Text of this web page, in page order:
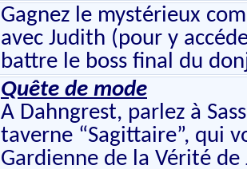
Gagnez le mystérieux
avec Judith (pour y
battre le boss final du
Quête de mode
A Dahngrest, parlez à
taverne “Sagittaire”, qui
Gardienne de la Vérité de